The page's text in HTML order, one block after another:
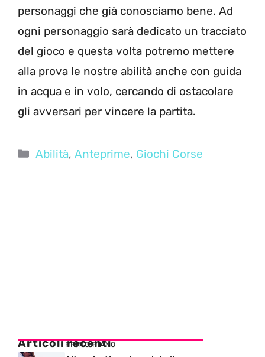
personaggi che già conosciamo bene. Ad
ogni personaggio sarà dedicato un tracciato
del gioco e questa volta potremo mettere
alla prova le nostre abilità anche con guida
in acqua e in volo, cercando di ostacolare
gli avversari per vincere la partita.
Categorie
Abilità,Anteprime, Giochi Corse
Articoli recenti
PRIMO PIANO